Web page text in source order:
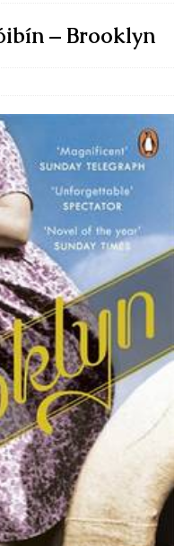
– Brooklyn